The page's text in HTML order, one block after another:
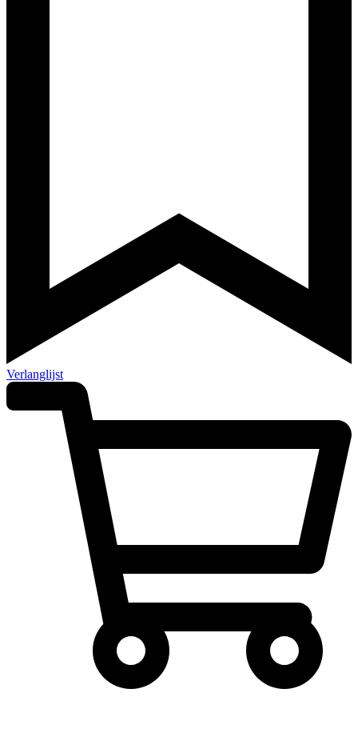
Verlanglijst